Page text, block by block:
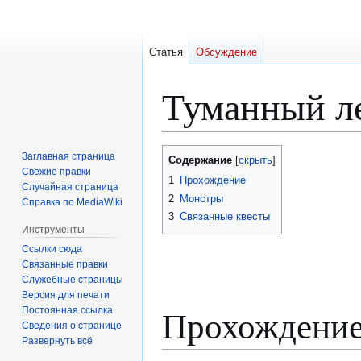
Туманный
Перейти
навигации
Перейти
поиску
Содержание
1 Прохождение
2 Монстры
3 Связанные квесты
Статья Обсуждение
Заглавная страница
Свежие правки
Случайная страница
Справка по MediaWiki
Инструменты
Ссылки сюда
Связанные правки
Служебные страницы
Версия для печати
Постоянная ссылка
Сведения о странице
Развернуть всё